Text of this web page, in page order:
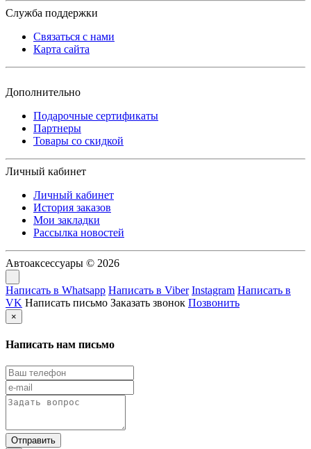
Служба поддержки
Связаться с нами
Карта сайта
Дополнительно
Подарочные сертификаты
Партнеры
Товары со скидкой
Личный кабинет
Личный кабинет
История заказов
Мои закладки
Рассылка новостей
Автоаксессуары © 2026
Написать в Whatsapp Написать в Viber Instagram Написать в
VK Написать письмо Заказать звонок Позвонить
×
Написать нам письмо